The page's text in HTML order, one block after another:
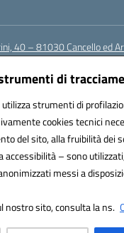
di
strumenti di
cookies tecnici
del sito, alla fruibilità dei
accessibilità – sono
messi a
nostro sito, consulta la ns.
40 – 81030 Cancello ed
(PEC):
Amministrazioni (IPA):
(CUF): UF0QMA
Powered by 3D Solution
& Design by Designers